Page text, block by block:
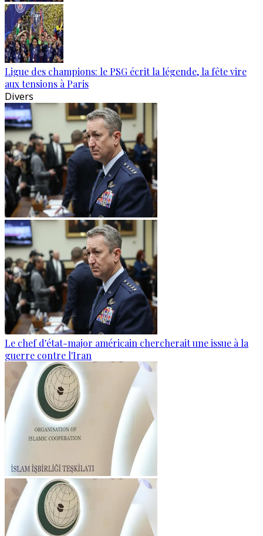
Ligue des champions: le PSG écrit la légende, la fête vire
aux tensions à Paris
Divers
Le chef d'état-major américain chercherait une issue à la
guerre contre l'Iran